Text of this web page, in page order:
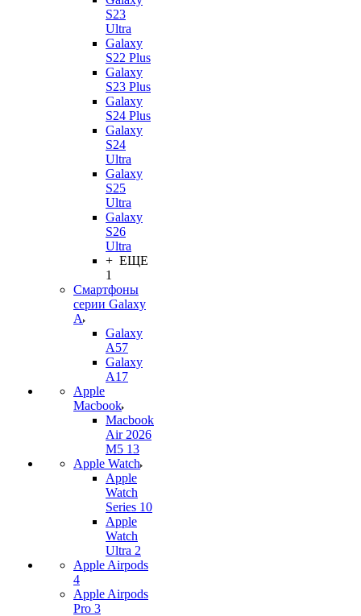
S23
Ultra
Galaxy
S22 Plus
Galaxy
S23 Plus
Galaxy
S24 Plus
Galaxy
S24
Ultra
Galaxy
S25
Ultra
Galaxy
S26
Ultra
+ ЕЩЕ
1
Смартфоны
серии Galaxy
A
Galaxy
A57
Galaxy
A17
Apple
Macbook
Macbook
Air 2026
M5 13
Apple Watch
Apple
Watch
Series 10
Apple
Watch
Ultra 2
Apple Airpods
4
Apple Airpods
Pro 3